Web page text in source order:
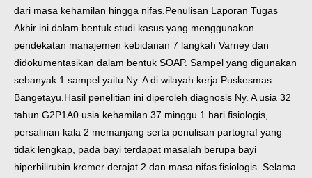
dari masa kehamilan hingga nifas. Penulisan Laporan Tugas
Akhir ini dalam bentuk studi kasus yang menggunakan
pendekatan manajemen kebidanan 7 langkah Varney dan
didokumentasikan dalam bentuk SOAP. Sampel yang digunakan
sebanyak 1 sampel yaitu Ny. A di wilayah kerja Puskesmas
Bangetayu. Hasil penelitian ini diperoleh diagnosis Ny. A usia 32
tahun G2P1A0 usia kehamilan 37 minggu 1 hari fisiologis,
persalinan kala 2 memanjang serta penulisan partograf yang
tidak lengkap, pada bayi terdapat masalah berupa bayi
hiperbilirubin kremer derajat 2 dan masa nifas fisiologis. Selama